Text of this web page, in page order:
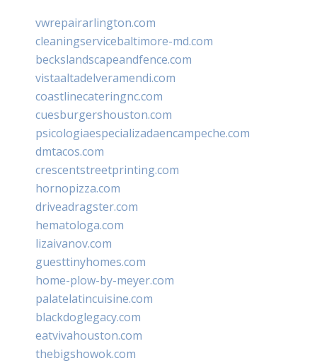
vwrepairarlington.com
cleaningservicebaltimore-md.com
beckslandscapeandfence.com
vistaaltadelveramendi.com
coastlinecateringnc.com
cuesburgershouston.com
psicologiaespecializadaencampeche.com
dmtacos.com
crescentstreetprinting.com
hornopizza.com
driveadragster.com
hematologa.com
lizaivanov.com
guesttinyhomes.com
home-plow-by-meyer.com
palatelatincuisine.com
blackdoglegacy.com
eatvivahouston.com
thebigshowok.com